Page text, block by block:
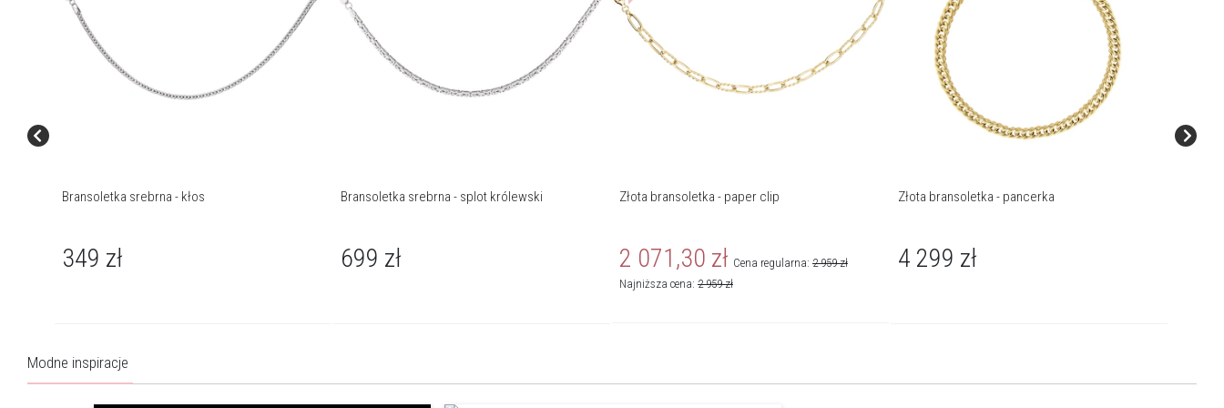
Bransoletka srebrna - kłos
349 zł
Bransoletka srebrna - splot królewski
699 zł
Złota bransoletka - paper clip
2 071,30 zł Cena regularna: 2 959 zł
Najniższa cena: 2 959 zł
Złota bransoletka - pancerka
4 299 zł
Modne inspiracje